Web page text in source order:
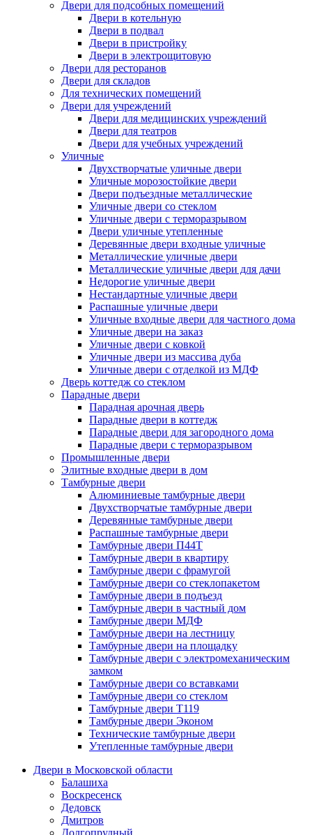
Двери для подсобных помещений
Двери в котельную
Двери в подвал
Двери в пристройку
Двери в электрощитовую
Двери для ресторанов
Двери для складов
Для технических помещений
Двери для учреждений
Двери для медицинских учреждений
Двери для театров
Двери для учебных учреждений
Уличные
Двухстворчатые уличные двери
Уличные морозостойкие двери
Двери подъездные металлические
Уличные двери со стеклом
Уличные двери с терморазрывом
Двери уличные утепленные
Деревянные двери входные уличные
Металлические уличные двери
Металлические уличные двери для дачи
Недорогие уличные двери
Нестандартные уличные двери
Распашные уличные двери
Уличные входные двери для частного дома
Уличные двери на заказ
Уличные двери с ковкой
Уличные двери из массива дуба
Уличные двери с отделкой из МДФ
Дверь коттедж со стеклом
Парадные двери
Парадная арочная дверь
Парадные двери в коттедж
Парадные двери для загородного дома
Парадные двери с терморазрывом
Промышленные двери
Элитные входные двери в дом
Тамбурные двери
Алюминиевые тамбурные двери
Двухстворчатые тамбурные двери
Деревянные тамбурные двери
Распашные тамбурные двери
Тамбурные двери П44Т
Тамбурные двери в квартиру
Тамбурные двери с фрамугой
Тамбурные двери со стеклопакетом
Тамбурные двери в подъезд
Тамбурные двери в частный дом
Тамбурные двери МДФ
Тамбурные двери на лестницу
Тамбурные двери на площадку
Тамбурные двери с электромеханическим
замком
Тамбурные двери со вставками
Тамбурные двери со стеклом
Тамбурные двери Т119
Тамбурные двери Эконом
Технические тамбурные двери
Утепленные тамбурные двери
Двери в Московской области
Балашиха
Воскресенск
Дедовск
Дмитров
Долгопрудный